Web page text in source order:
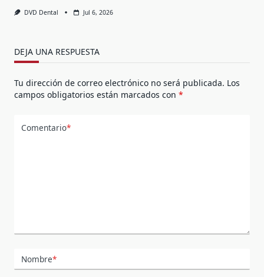
DVD Dental Jul 6, 2026
DEJA UNA RESPUESTA
Tu dirección de correo electrónico no será publicada. Los
campos obligatorios están marcados con *
Comentario*
Nombre*